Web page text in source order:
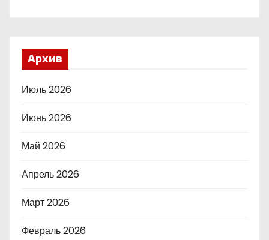
Архив
Июль 2026
Июнь 2026
Май 2026
Апрель 2026
Март 2026
Февраль 2026